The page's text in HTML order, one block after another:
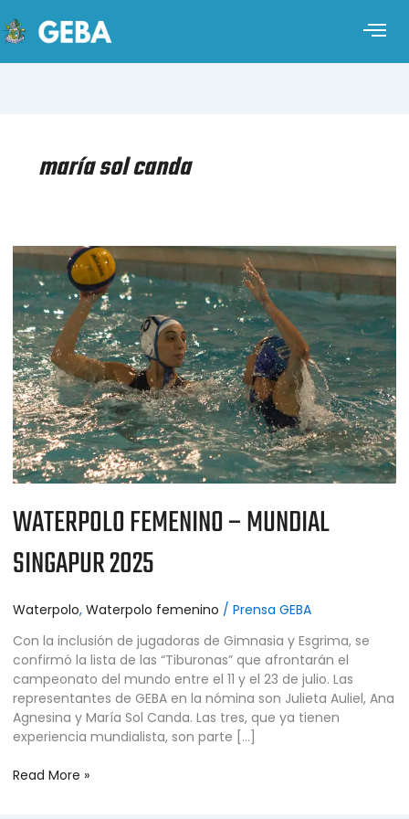
maría sol canda
WATERPOLO FEMENINO – MUNDIAL
SINGAPUR 2025
Waterpolo, Waterpolo femenino / Prensa GEBA
Con la inclusión de jugadoras de Gimnasia y Esgrima, se
confirmó la lista de las “Tiburonas” que afrontarán el
campeonato del mundo entre el 11 y el 23 de julio. Las
representantes de GEBA en la nómina son Julieta Auliel, Ana
Agnesina y María Sol Canda. Las tres, que ya tienen
experiencia mundialista, son parte […]
WATERPOLO
FEMENINO
–
MUNDIAL
SINGAPUR
2025
Read More »